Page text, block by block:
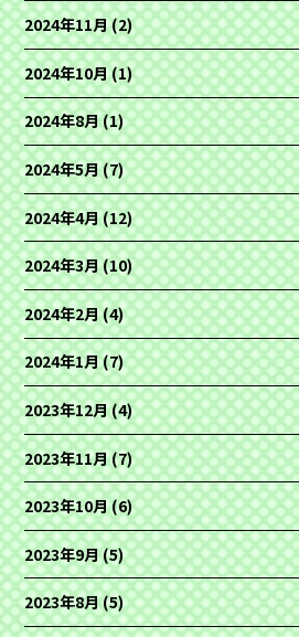
2024年11月(2)
2024年10月(1)
2024年8月(1)
2024年5月(7)
2024年4月(12)
2024年3月(10)
2024年2月(4)
2024年1月(7)
2023年12月(4)
2023年11月(7)
2023年10月(6)
2023年9月(5)
2023年8月(5)